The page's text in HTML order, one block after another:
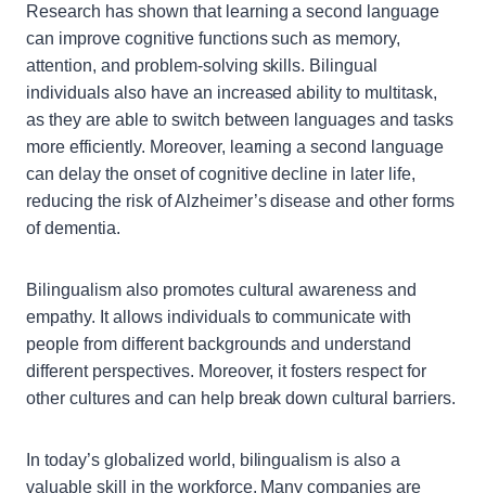
Research has shown that learning a second language
can improve cognitive functions such as memory,
attention, and problem-solving skills. Bilingual
individuals also have an increased ability to multitask,
as they are able to switch between languages and tasks
more efficiently. Moreover, learning a second language
can delay the onset of cognitive decline in later life,
reducing the risk of Alzheimer’s disease and other forms
of dementia.
Bilingualism also promotes cultural awareness and
empathy. It allows individuals to communicate with
people from different backgrounds and understand
different perspectives. Moreover, it fosters respect for
other cultures and can help break down cultural barriers.
In today’s globalized world, bilingualism is also a
valuable skill in the workforce. Many companies are